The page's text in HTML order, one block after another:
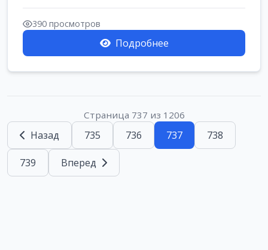
390 просмотров
Подробнее
Страница 737 из 1206
Назад 735 736 737 738
739 Вперед